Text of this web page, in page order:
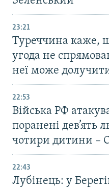
23:21
Туреччина каже,
угода не
неї може
22:53
Війська РФ
поранені дев’ять
чотири дитини –
22:43
Лубінець: у